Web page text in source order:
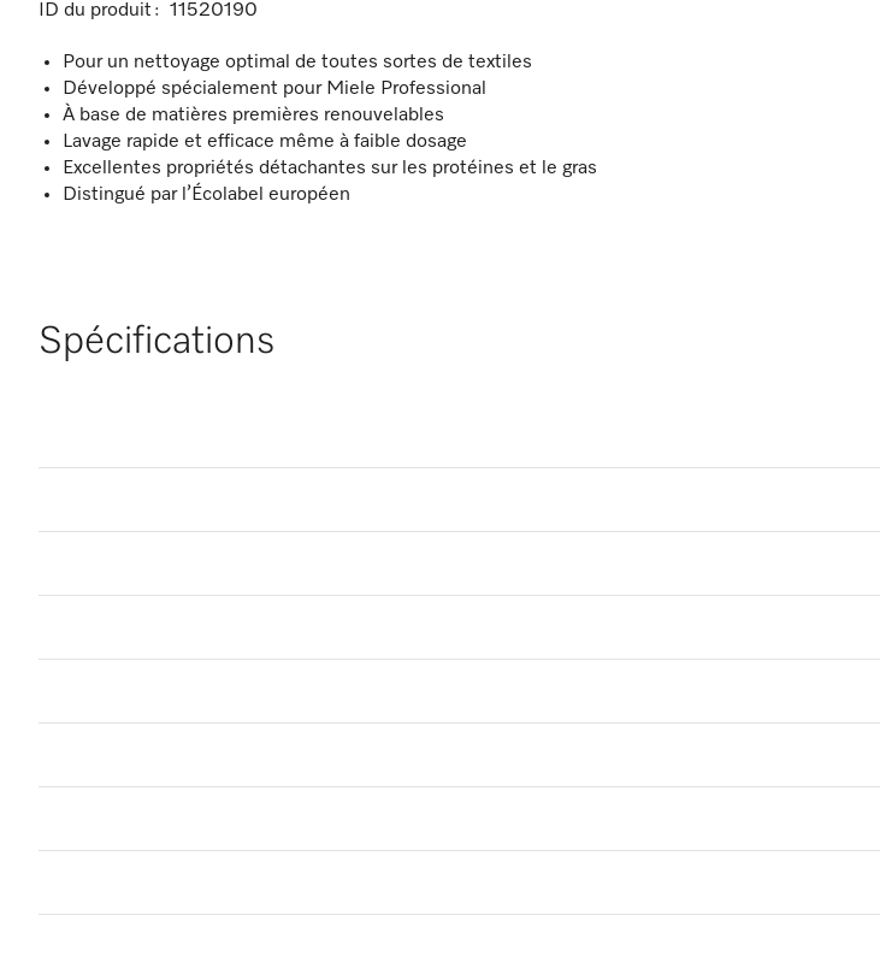
ID du produit : 11520190
Pour un nettoyage optimal de toutes sortes de textiles
Développé spécialement pour Miele Professional
À base de matières premières renouvelables
Lavage rapide et efficace même à faible dosage
Excellentes propriétés détachantes sur les protéines et le gras
Distingué par l’Écolabel européen
Spécifications